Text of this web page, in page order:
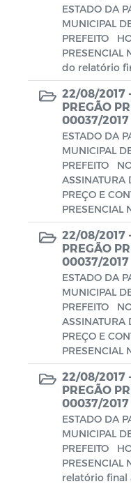
ESTADO DA
MUNICIPAL
PREFEITO
do relatório
22/08/2017 -
PREGÃO
00037/2017
ESTADO DA
MUNICIPAL
PREFEITO
ASSINATURA
PREÇO E
PRESENCIAL
22/08/2017 -
PREGÃO
00037/2017
ESTADO DA
MUNICIPAL
PREFEITO
ASSINATURA
PREÇO E
PRESENCIAL
22/08/2017 -
PREGÃO
00037/2017
ESTADO DA
MUNICIPAL
PREFEITO
relatório final